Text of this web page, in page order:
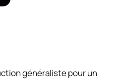
généraliste pour un